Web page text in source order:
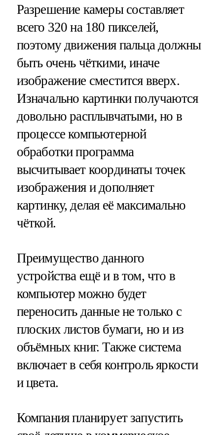
Разрешение камеры составляет
всего 320 на 180 пикселей,
поэтому движения пальца должны
быть очень чёткими, иначе
изображение сместится вверх.
Изначально картинки получаются
довольно расплывчатыми, но в
процессе компьютерной
обработки программа
высчитывает координаты точек
изображения и дополняет
картинку, делая её максимально
чёткой.
Преимущество данного
устройства ещё и в том, что в
компьютер можно будет
переносить данные не только с
плоских листов бумаги, но и из
объёмных книг. Также система
включает в себя контроль яркости
и цвета.
Компания планирует запустить